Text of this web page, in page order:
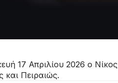
17 Απριλίου 2026 ο
και Πειραιώς.